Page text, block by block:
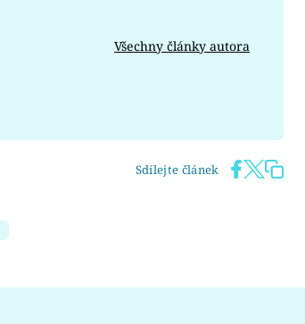
Všechny články autora
Sdílejte článek